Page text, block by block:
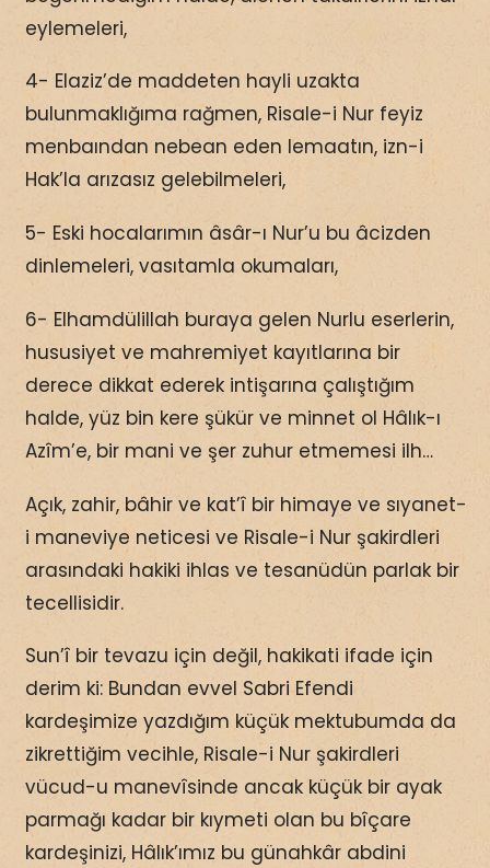
eylemeleri,
4- Elaziz’de maddeten hayli uzakta
bulunmaklığıma rağmen, Risale-i Nur feyiz
menbaından nebean eden lemaatın, izn-i
Hak’la arızasız gelebilmeleri,
5- Eski hocalarımın âsâr-ı Nur’u bu âcizden
dinlemeleri, vasıtamla okumaları,
6- Elhamdülillah buraya gelen Nurlu eserlerin,
hususiyet ve mahremiyet kayıtlarına bir
derece dikkat ederek intişarına çalıştığım
halde, yüz bin kere şükür ve minnet ol Hâlık-ı
Azîm’e, bir mani ve şer zuhur etmemesi ilh…
Açık, zahir, bâhir ve kat’î bir himaye ve sıyanet-
i maneviye neticesi ve Risale-i Nur şakirdleri
arasındaki hakiki ihlas ve tesanüdün parlak bir
tecellisidir.
Sun’î bir tevazu için değil, hakikati ifade için
derim ki: Bundan evvel Sabri Efendi
kardeşimize yazdığım küçük mektubumda da
zikrettiğim vecihle, Risale-i Nur şakirdleri
vücud-u manevîsinde ancak küçük bir ayak
parmağı kadar bir kıymeti olan bu bîçare
kardeşinizi, Hâlık’ımız bu günahkâr abdini